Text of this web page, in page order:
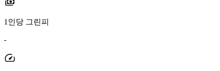
1인당 그린피
-